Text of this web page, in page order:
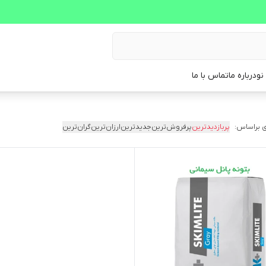
درباره ماتماس با ما
براساس: پربازدیدترینپرفروش‌ترینجدیدترینارزان‌ترینگران‌ترین